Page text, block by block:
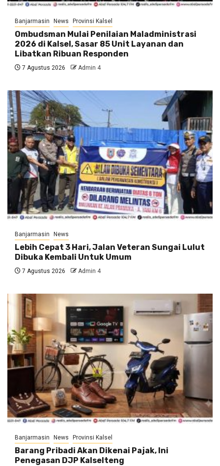
Banjarmasin News Provinsi Kalsel
Ombudsman Mulai Penilaian Maladministrasi
2026 di Kalsel, Sasar 85 Unit Layanan dan
Libatkan Ribuan Responden
7 Agustus 2026 Admin 4
Banjarmasin News
Lebih Cepat 3 Hari, Jalan Veteran Sungai Lulut
Dibuka Kembali Untuk Umum
7 Agustus 2026 Admin 4
Banjarmasin News Provinsi Kalsel
Barang Pribadi Akan Dikenai Pajak, Ini
Penegasan DJP Kalselteng